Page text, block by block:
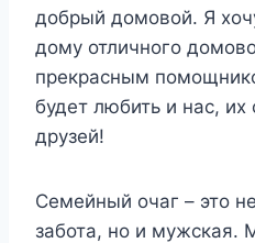
добрый домовой. Я
дому отличного
прекрасным
будет любить и нас,
друзей!
Семейный очаг – это
забота, но и мужская.